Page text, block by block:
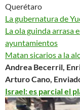
Querétaro
La gubernatura de
La ola guinda arrasa
ayuntamientos
Matan sicarios a la
Andrea Becerril,
Arturo Cano,
Israel:es parcialel